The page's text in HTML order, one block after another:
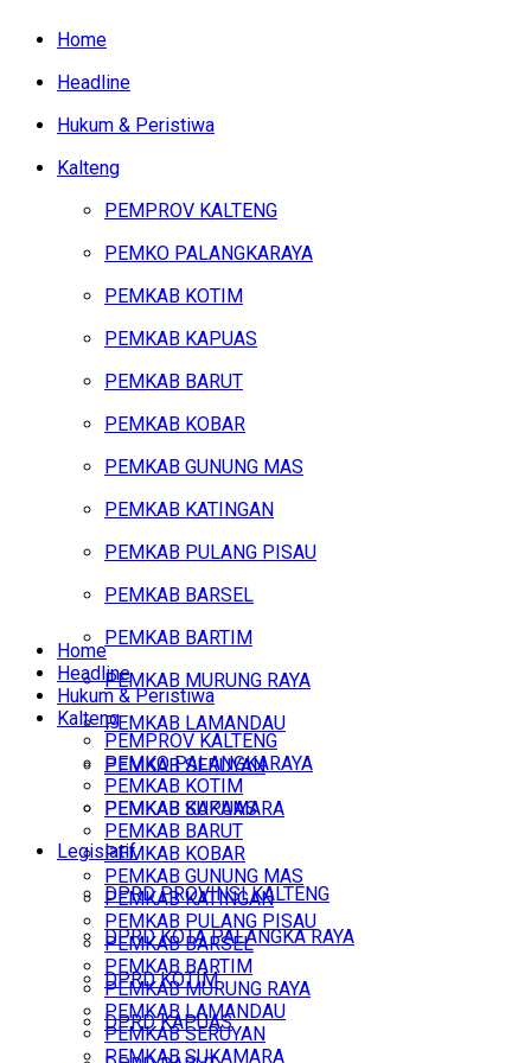
Home
Headline
Hukum & Peristiwa
Kalteng
PEMPROV KALTENG
PEMKO PALANGKARAYA
PEMKAB KOTIM
PEMKAB KAPUAS
PEMKAB BARUT
PEMKAB KOBAR
PEMKAB GUNUNG MAS
PEMKAB KATINGAN
PEMKAB PULANG PISAU
PEMKAB BARSEL
PEMKAB BARTIM
PEMKAB MURUNG RAYA
PEMKAB LAMANDAU
PEMKAB SERUYAN
PEMKAB SUKAMARA
Legislatif
DPRD PROVINSI KALTENG
DPRD KOTA PALANGKA RAYA
DPRD KOTIM
DPRD KAPUAS
Home
Headline
Hukum & Peristiwa
Kalteng
PEMPROV KALTENG
PEMKO PALANGKARAYA
PEMKAB KOTIM
PEMKAB KAPUAS
PEMKAB BARUT
PEMKAB KOBAR
PEMKAB GUNUNG MAS
PEMKAB KATINGAN
PEMKAB PULANG PISAU
PEMKAB BARSEL
PEMKAB BARTIM
PEMKAB MURUNG RAYA
PEMKAB LAMANDAU
PEMKAB SERUYAN
PEMKAB SUKAMARA